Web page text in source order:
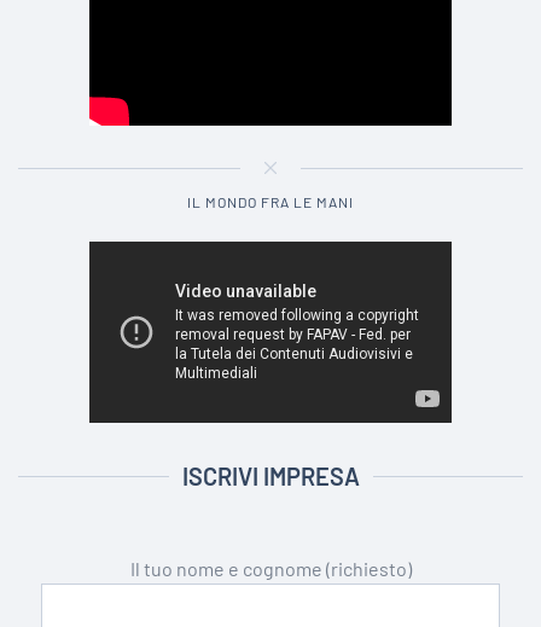
IL MONDO FRA LE MANI
ISCRIVI IMPRESA
Il tuo nome e cognome (richiesto)